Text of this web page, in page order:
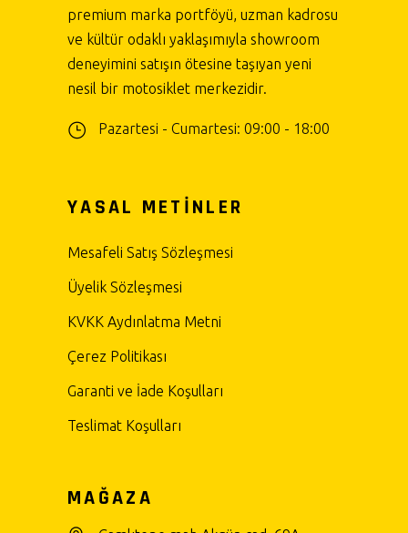
premium marka portföyü, uzman kadrosu
ve kültür odaklı yaklaşımıyla showroom
deneyimini satışın ötesine taşıyan yeni
nesil bir motosiklet merkezidir.
Pazartesi - Cumartesi: 09:00 - 18:00
YASAL METİNLER
Mesafeli Satış Sözleşmesi
Üyelik Sözleşmesi
KVKK Aydınlatma Metni
Çerez Politikası
Garanti ve İade Koşulları
Teslimat Koşulları
MAĞAZA